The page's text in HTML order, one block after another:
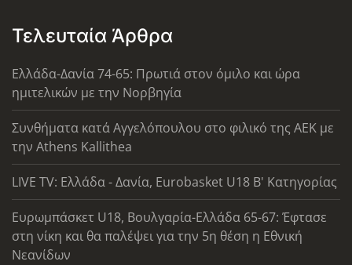
Τελευταία Άρθρα
Ελλάδα-Δανία 74-65: Πρωτιά στον όμιλο και ώρα
ημιτελικών με την Νορβηγία
Συνθήματα κατά Αγγελόπουλου στο φιλικό της ΑΕΚ με
την Athens Kallithea
LIVE TV: Ελλάδα - Δανία, Eurobasket U18 Β' Κατηγορίας
Ευρωμπάσκετ U18, Βουλγαρία-Ελλάδα 65-67: Έφτασε
στη νίκη και θα παλέψει για την 5η θέση η Εθνική
Νεανίδων